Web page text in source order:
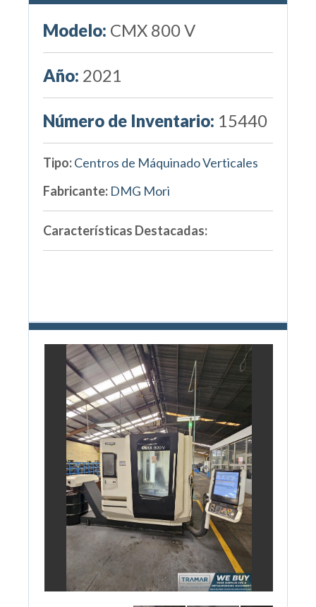
Modelo: CMX 800 V
Año: 2021
Número de Inventario: 15440
Tipo:Centros de Máquinado Verticales
Fabricante: DMG Mori
Características Destacadas: